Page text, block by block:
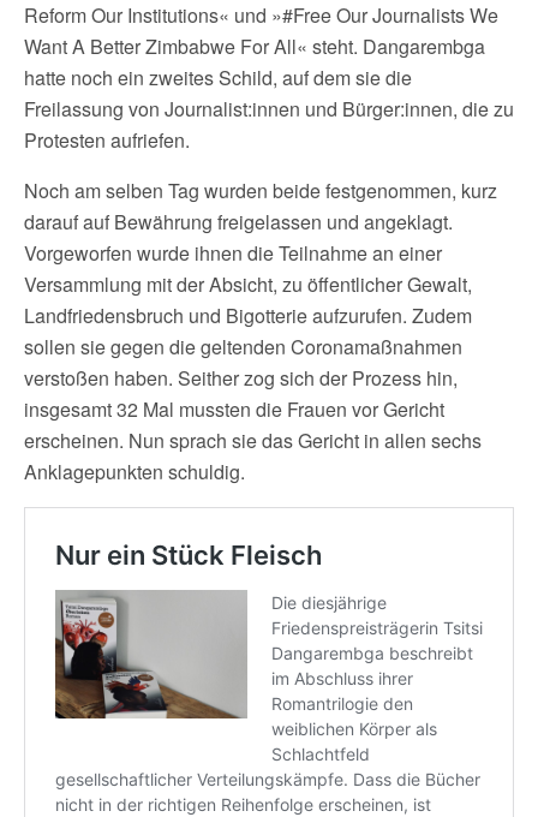
Reform Our Institutions« und »#Free Our Journalists We
Want A Better Zimbabwe For All« steht. Dangarembga
hatte noch ein zweites Schild, auf dem sie die
Freilassung von Journalist:innen und Bürger:innen, die zu
Protesten aufriefen.
Noch am selben Tag wurden beide festgenommen, kurz
darauf auf Bewährung freigelassen und angeklagt.
Vorgeworfen wurde ihnen die Teilnahme an einer
Versammlung mit der Absicht, zu öffentlicher Gewalt,
Landfriedensbruch und Bigotterie aufzurufen. Zudem
sollen sie gegen die geltenden Coronamaßnahmen
verstoßen haben. Seither zog sich der Prozess hin,
insgesamt 32 Mal mussten die Frauen vor Gericht
erscheinen. Nun sprach sie das Gericht in allen sechs
Anklagepunkten schuldig.